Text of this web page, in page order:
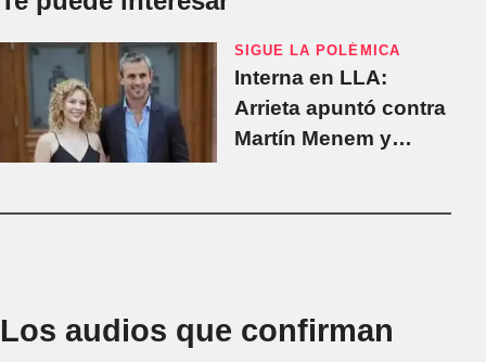
SIGUE LA POLÉMICA
Interna en LLA:
Arrieta apuntó contra
Martín Menem y
Los audios que confirman